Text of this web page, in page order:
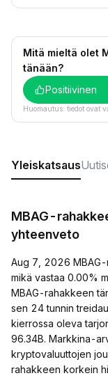
Mitä mieltä olet
tänään?
Positiivinen
Huomautus: tiedot ovat
Yleiskatsaus
MBAG-
yhteenveto
Aug 7, 2026
mikä vastaa 0.00%
MBAG-rahakkeen
sen 24 tunnin
kierrossa oleva
96.34B. Markkina-
kryptovaluuttojen
rahakkeen korkein